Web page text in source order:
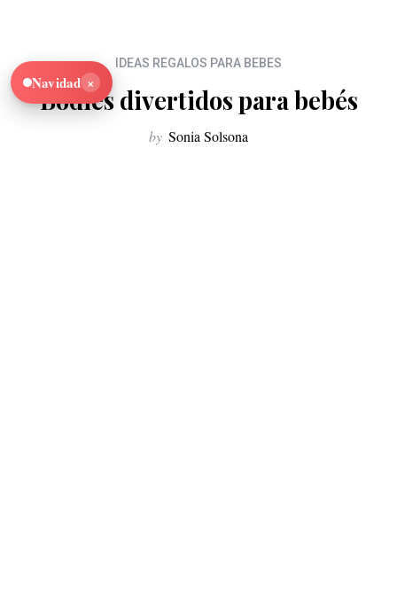
IDEAS REGALOS PARA BEBES
Bodies divertidos para bebés
by Sonia Solsona
Navidad ×